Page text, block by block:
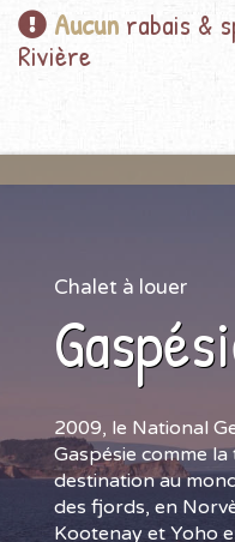
Aucun rabais &
Rivière
Chalet à louer
2009, le National
Gaspésie comme
destination au
des fjords, en
Kootenay et Yoho